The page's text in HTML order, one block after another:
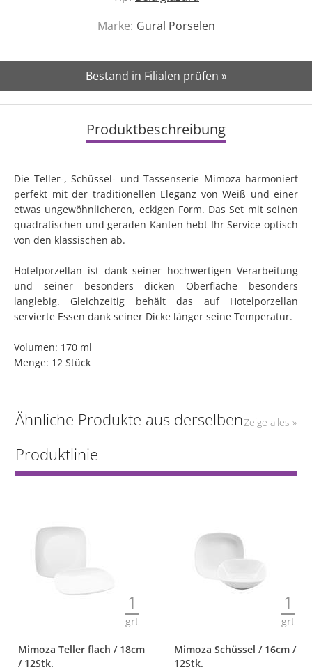
Marke: Gural Porselen
Bestand in Filialen prüfen »
Produktbeschreibung
Die Teller-, Schüssel- und Tassenserie Mimoza harmoniert
perfekt mit der traditionellen Eleganz von Weiß und einer
etwas ungewöhnlicheren, eckigen Form. Das Set mit seinen
quadratischen und geraden Kanten hebt Ihr Service optisch
von den klassischen ab.
Hotelporzellan ist dank seiner hochwertigen Verarbeitung
und seiner besonders dicken Oberfläche besonders
langlebig. Gleichzeitig behält das auf Hotelporzellan
servierte Essen dank seiner Dicke länger seine Temperatur.
Volumen: 170 ml
Menge: 12 Stück
Ähnliche Produkte aus derselben
Produktlinie
Zeige alles »
1
grt
Mimoza Teller flach / 18cm
/ 12Stk.
1
grt
Mimoza Schüssel / 16cm /
12Stk.